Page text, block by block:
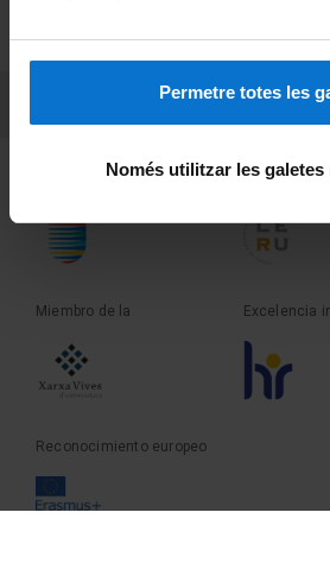
Permetre totes les
Només utilitzar les galetes
Fundadora de la Miembro de
Miembro de la Excelencia
Reconocimiento europeo